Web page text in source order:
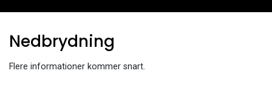
Nedbrydning
Flere informationer kommer snart.